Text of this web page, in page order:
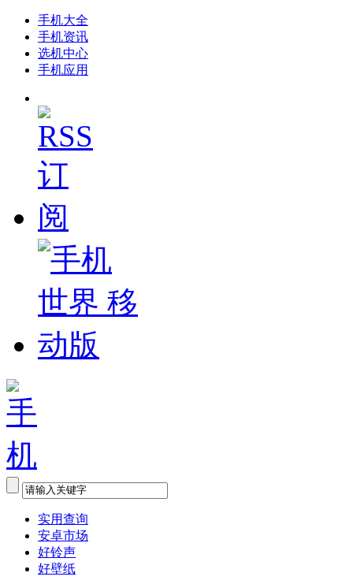
手机大全
手机资讯
选机中心
手机应用
实用查询
安卓市场
好铃声
好壁纸